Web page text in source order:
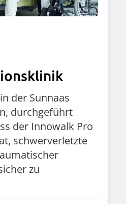
der Sunnaas
durchgeführt
der Innowalk Pro
schwerverletzte
zu